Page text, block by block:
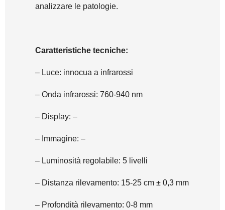
analizzare le patologie.
Caratteristiche tecniche:
– Luce: innocua a infrarossi
– Onda infrarossi: 760-940 nm
– Display: –
– Immagine: –
– Luminosità regolabile: 5 livelli
– Distanza rilevamento: 15-25 cm ± 0,3 mm
– Profondità rilevamento: 0-8 mm